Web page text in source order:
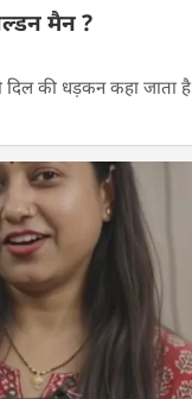
मैन ?
की धड़कन कहा जाता है